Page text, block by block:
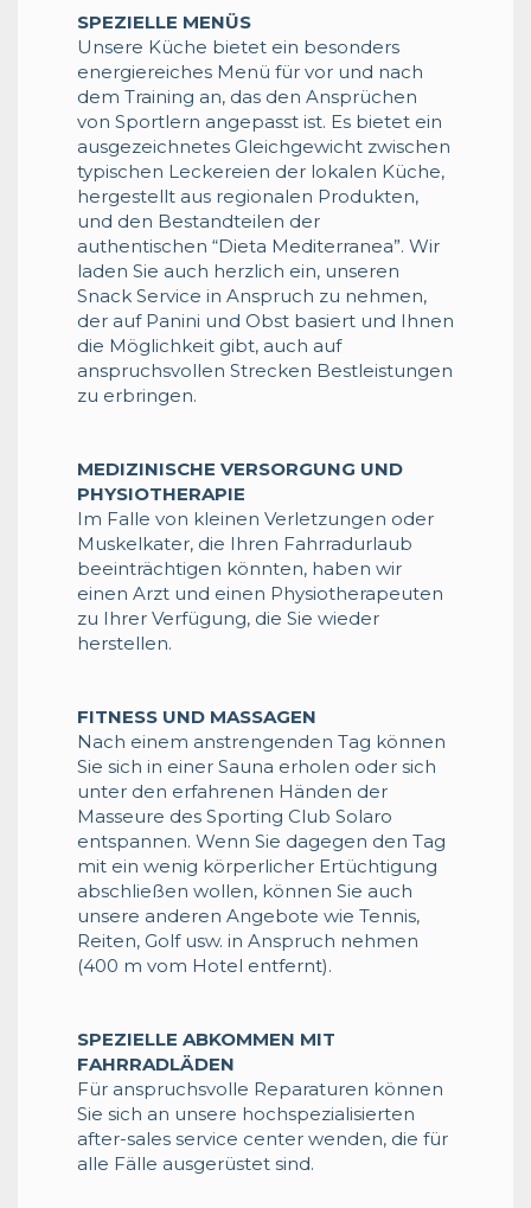
SPEZIELLE MENÜS
Unsere Küche bietet ein besonders
energiereiches Menü für vor und nach
dem Training an, das den Ansprüchen
von Sportlern angepasst ist. Es bietet ein
ausgezeichnetes Gleichgewicht zwischen
typischen Leckereien der lokalen Küche,
hergestellt aus regionalen Produkten,
und den Bestandteilen der
authentischen “Dieta Mediterranea”. Wir
laden Sie auch herzlich ein, unseren
Snack Service in Anspruch zu nehmen,
der auf Panini und Obst basiert und Ihnen
die Möglichkeit gibt, auch auf
anspruchsvollen Strecken Bestleistungen
zu erbringen.
MEDIZINISCHE VERSORGUNG UND
PHYSIOTHERAPIE
Im Falle von kleinen Verletzungen oder
Muskelkater, die Ihren Fahrradurlaub
beeinträchtigen könnten, haben wir
einen Arzt und einen Physiotherapeuten
zu Ihrer Verfügung, die Sie wieder
herstellen.
FITNESS UND MASSAGEN
Nach einem anstrengenden Tag können
Sie sich in einer Sauna erholen oder sich
unter den erfahrenen Händen der
Masseure des Sporting Club Solaro
entspannen. Wenn Sie dagegen den Tag
mit ein wenig körperlicher Ertüchtigung
abschließen wollen, können Sie auch
unsere anderen Angebote wie Tennis,
Reiten, Golf usw. in Anspruch nehmen
(400 m vom Hotel entfernt).
SPEZIELLE ABKOMMEN MIT
FAHRRADLÄDEN
Für anspruchsvolle Reparaturen können
Sie sich an unsere hochspezialisierten
after-sales service center wenden, die für
alle Fälle ausgerüstet sind.